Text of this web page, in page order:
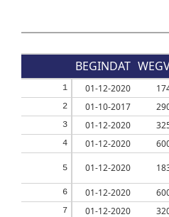
BEGINDAT
1 01-12-2020
2 01-10-2017
3 01-12-2020
4 01-12-2020
5 01-12-2020
6 01-12-2020
7 01-12-2020